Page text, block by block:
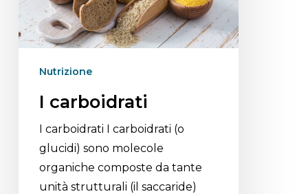
Nutrizione
I carboidrati
I carboidrati I carboidrati (o
glucidi) sono molecole
organiche composte da tante
unità strutturali (il saccaride)